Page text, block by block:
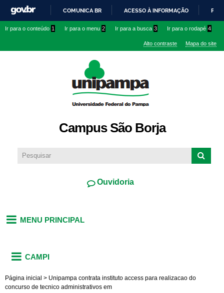
conteúdo
IR
O
COMUNICA BR ACESSO À INFORMAÇÃO
Ir para o conteúdo 1 Ir para o menu 2 Ir para a busca 3 Ir para o rodapé 4
Alto contraste Mapa do site
Campus São Borja
Ouvidoria
MENU PRINCIPAL
CAMPI
Página inicial > Unipampa contrata instituto access para realizacao do
concurso de tecnico administrativos em